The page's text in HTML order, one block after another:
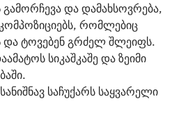
გამორჩევა და დამახსოვრება,
რომლებიც
და ტოვებენ გრძელ შლეიფს.
სიკაშკაშე და ზეიმი
საჩუქარს საყვარელი